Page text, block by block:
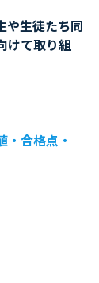
や生徒たち同
けて取り組
合格点・